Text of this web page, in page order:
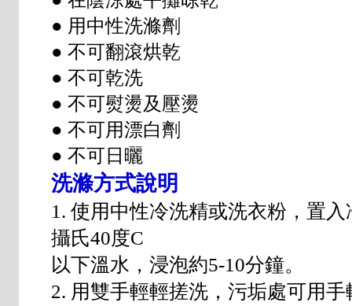
● 用中性洗滌劑
● 不可翻滾烘乾
● 不可乾洗
● 不可熨燙及壓燙
● 不可用漂白劑
● 不可日曬
洗滌方式說明
1. 使用中性冷洗精或洗衣粉，置
攝氏40度C
以下溫水，浸泡約5-10分鐘。
2. 用雙手輕輕搓洗，污垢處可用